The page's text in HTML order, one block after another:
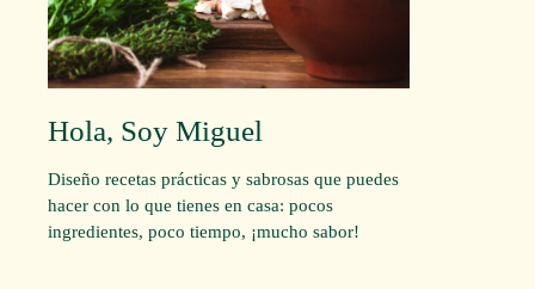
Hola, Soy Miguel
Diseño recetas prácticas y sabrosas que puedes
hacer con lo que tienes en casa: pocos
ingredientes, poco tiempo, ¡mucho sabor!